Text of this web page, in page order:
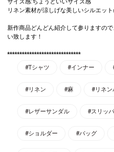
サイズ感:ちょうどいいサイズ感
リネン素材が涼しげな美しいシルエット
新作商品どんどん紹介して参りますの
い致します！
******************************
#Tシャツ
#インナー
#リネン #麻 #リネン
#レザーサンダル #スリッパ
#ショルダー #バッグ